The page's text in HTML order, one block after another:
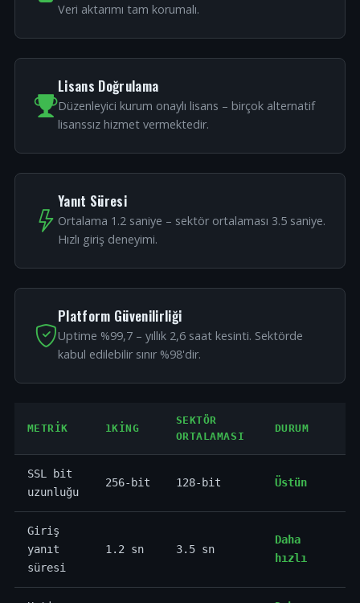
Veri aktarımı tam korumalı.
Lisans Doğrulama
Düzenleyici kurum onaylı lisans – birçok alternatif
lisanssız hizmet vermektedir.
Yanıt Süresi
Ortalama 1.2 saniye – sektör ortalaması 3.5 saniye.
Hızlı giriş deneyimi.
Platform Güvenilirliği
Uptime %99,7 – yıllık 2,6 saat kesinti. Sektörde
kabul edilebilir sınır %98'dir.
METRIK 1KING
SEKTÖR
ORTALAMASI
DURUM
SSL bit
uzunluğu
256-bit 128-bit Üstün
Giriş
yanıt
süresi
1.2 sn 3.5 sn
Daha
hızlı